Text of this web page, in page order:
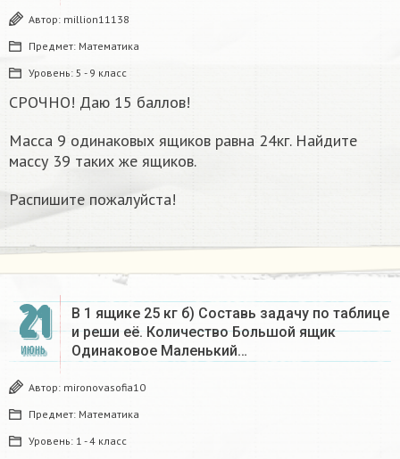
Автор: million11138
Предмет: Математика
Уровень: 5 - 9 класс
СРОЧНО! Даю 15 баллов!
Масса 9 одинаковых ящиков равна 24кг. Найдите
массу 39 таких же ящиков.
Распишите пожалуйста!
21
ИЮНЬ
В 1 ящике 25 кг б) Составь задачу по таблице
и реши её. Количество Большой ящик
Одинаковое Маленький…
Автор: mironovasofia10
Предмет: Математика
Уровень: 1 - 4 класс